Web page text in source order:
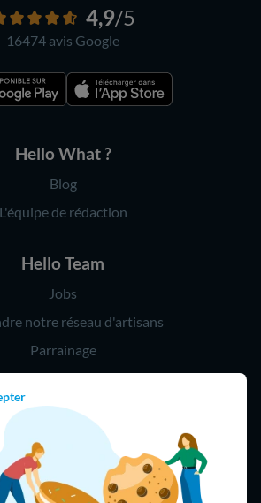
4,9/5
16474 avis Google
Hello What ?
Blog
L'équipe de rédaction
Hello Team
Jobs
notre réseau d'artisans
Parrainage
Hello !
75 18 60 60
(8h-21h)
75018 Paris